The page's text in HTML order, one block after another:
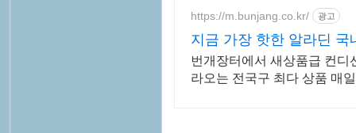
https://m.bunjang.co.kr/ 광고
지금 가장 핫한 알라딘
번개장터에서 새상품급 컨
라오는 전국구 최다 상품 매